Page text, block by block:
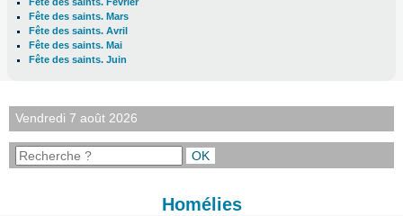
Fête des saints. Mars
Fête des saints. Avril
Fête des saints. Mai
Fête des saints. Juin
Vendredi 7 août 2026
Homélies